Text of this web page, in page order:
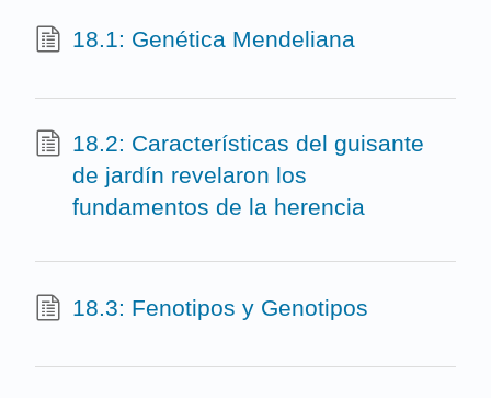
18.1: Genética Mendeliana
18.2: Características del guisante
de jardín revelaron los
fundamentos de la herencia
18.3: Fenotipos y Genotipos